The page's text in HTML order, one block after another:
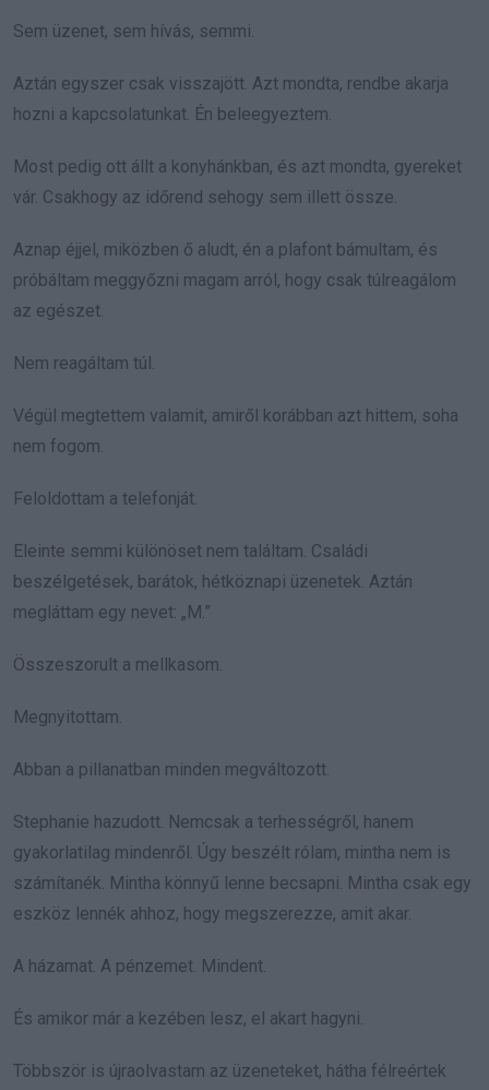
Sem üzenet, sem hívás, semmi.
Aztán egyszer csak visszajött. Azt mondta, rendbe akarja
hozni a kapcsolatunkat. Én beleegyeztem.
Most pedig ott állt a konyhánkban, és azt mondta, gyereket
vár. Csakhogy az időrend sehogy sem illett össze.
Aznap éjjel, miközben ő aludt, én a plafont bámultam, és
próbáltam meggyőzni magam arról, hogy csak túlreagálom
az egészet.
Nem reagáltam túl.
Végül megtettem valamit, amiről korábban azt hittem, soha
nem fogom.
Feloldottam a telefonját.
Eleinte semmi különöset nem találtam. Családi
beszélgetések, barátok, hétköznapi üzenetek. Aztán
megláttam egy nevet: „M.”
Összeszorult a mellkasom.
Megnyitottam.
Abban a pillanatban minden megváltozott.
Stephanie hazudott. Nemcsak a terhességről, hanem
gyakorlatilag mindenről. Úgy beszélt rólam, mintha nem is
számítanék. Mintha könnyű lenne becsapni. Mintha csak egy
eszköz lennék ahhoz, hogy megszerezze, amit akar.
A házamat. A pénzemet. Mindent.
És amikor már a kezében lesz, el akart hagyni.
Többször is újraolvastam az üzeneteket, hátha félreértek